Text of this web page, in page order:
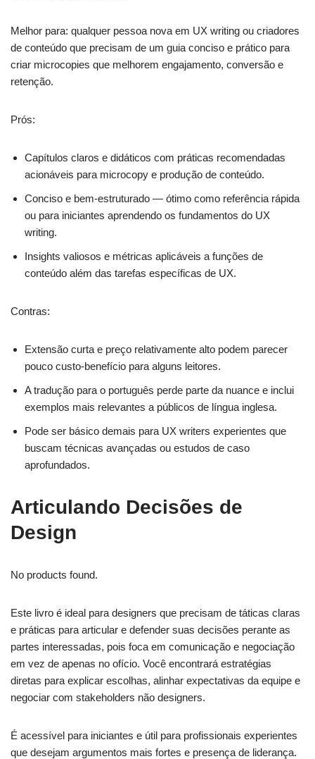
Melhor para: qualquer pessoa nova em UX writing ou criadores
de conteúdo que precisam de um guia conciso e prático para
criar microcopies que melhorem engajamento, conversão e
retenção.
Prós:
Capítulos claros e didáticos com práticas recomendadas
acionáveis para microcopy e produção de conteúdo.
Conciso e bem-estruturado — ótimo como referência rápida
ou para iniciantes aprendendo os fundamentos do UX
writing.
Insights valiosos e métricas aplicáveis a funções de
conteúdo além das tarefas específicas de UX.
Contras:
Extensão curta e preço relativamente alto podem parecer
pouco custo-benefício para alguns leitores.
A tradução para o português perde parte da nuance e inclui
exemplos mais relevantes a públicos de língua inglesa.
Pode ser básico demais para UX writers experientes que
buscam técnicas avançadas ou estudos de caso
aprofundados.
Articulando Decisões de
Design
No products found.
Este livro é ideal para designers que precisam de táticas claras
e práticas para articular e defender suas decisões perante as
partes interessadas, pois foca em comunicação e negociação
em vez de apenas no ofício. Você encontrará estratégias
diretas para explicar escolhas, alinhar expectativas da equipe e
negociar com stakeholders não designers.
É acessível para iniciantes e útil para profissionais experientes
que desejam argumentos mais fortes e presença de liderança.